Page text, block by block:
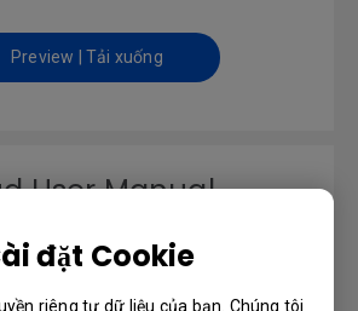
đặt Cookie
riêng tư dữ liệu của bạn. Chúng tôi
Preview | Tải xuống
User Manual